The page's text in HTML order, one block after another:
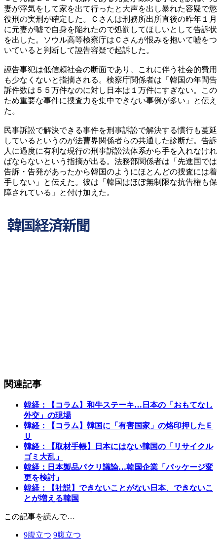
妻が浮気をして家を出て行ったと大声を出し暴れた容疑で懲
役刑の実刑が確定した。Ｃさんは刑務所出所直後の昨年１月
に元妻が嘘で自身を陥れたので処罰してほしいとして告訴状
を出した。ソウル高等検察庁はＣさんが恨みを抱いて嘘をつ
いていると判断して誣告容疑で起訴した。
誣告事犯は低信頼社会の断面であり、これに伴う社会的費用
も少なくないと指摘される。検察庁関係者は「韓国の年間告
訴件数は５５万件なのに対し日本は１万件にすぎない。この
ため重要な事件に捜査力を集中できない事例が多い」と伝え
た。
民事訴訟で解決できる事件を刑事訴訟で解決する慣行も蔓延
しているというのが法曹界関係者らの共通した診断だ。告訴
人に過度に有利な現行の刑事訴訟法体系から手を入れなけれ
ばならないという指摘が出る。法務部関係者は「先進国では
告訴・告発があったから韓国のようにほとんどの捜査には着
手しない」と伝えた。彼は「韓国はほぼ無制限な抗告権も保
障されている」と付け加えた。
関連記事
韓経：【コラム】和牛ステーキ…日本の「おもてなし
外交」の現場
韓経：【コラム】韓国に「有害国家」の烙印押したＥ
Ｕ
韓経：【取材手帳】日本にはない韓国の「リサイクル
ゴミ大乱」
韓経：日本製品パクリ議論…韓国企業「パッケージ変
更を検討」
韓経：【社説】できないことがない日本、できないこ
とが増える韓国
この記事を読んで…
9腹立つ 9腹立つ